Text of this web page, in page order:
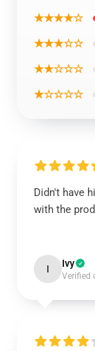
★★★★☆
★★★☆☆
★★☆☆☆
★☆☆☆☆
Didn't have
with the
I Ivy
Verified